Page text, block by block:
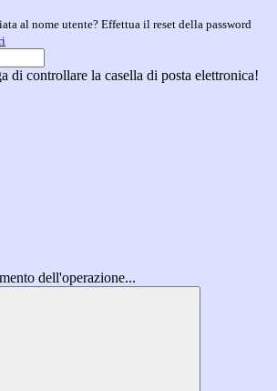
al nome utente? Effettua il reset della password
di controllare la casella di posta elettronica!
dell'operazione...